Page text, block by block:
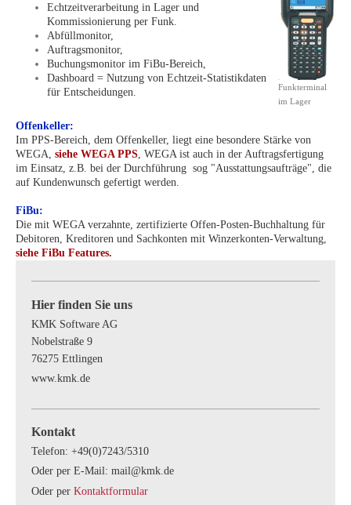
Funkterminal
im Lager
Echtzeitverarbeitung in Lager und
Kommissionierung per Funk.
Abfüllmonitor,
Auftragsmonitor,
Buchungsmonitor im FiBu-Bereich,
Dashboard = Nutzung von Echtzeit-Statistikdaten
für Entscheidungen.
Offenkeller:
Im PPS-Bereich, dem Offenkeller, liegt eine besondere Stärke von
WEGA, siehe WEGA PPS, WEGA ist auch in der Auftragsfertigung
im Einsatz, z.B. bei der Durchführung sog "Ausstattungsaufträge", die
auf Kundenwunsch gefertigt werden.
FiBu:
Die mit WEGA verzahnte, zertifizierte Offen-Posten-Buchhaltung für
Debitoren, Kreditoren und Sachkonten mit Winzerkonten-Verwaltung,
siehe FiBu Features.
Hier finden Sie uns
KMK Software AG
Nobelstraße 9
76275 Ettlingen
www.kmk.de
Kontakt
Telefon: +49(0)7243/5310
Oder per E-Mail: mail@kmk.de
Oder per Kontaktformular